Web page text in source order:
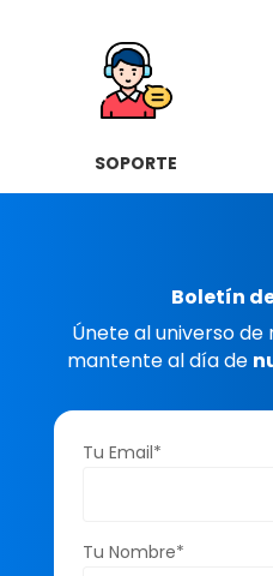
SOPORTE
Boletín
Únete al universo de
mantente al día de
Tu Email*
Tu Nombre*